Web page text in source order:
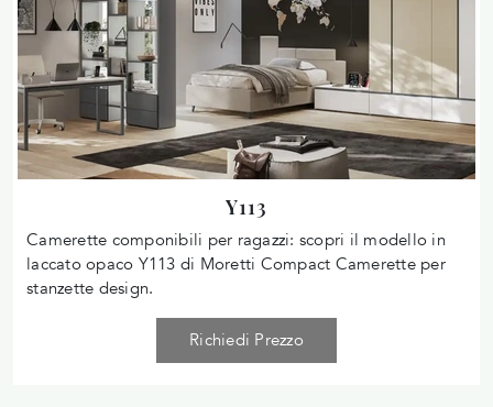
Y113
Camerette componibili per ragazzi: scopri il modello in
laccato opaco Y113 di Moretti Compact Camerette per
stanzette design.
Richiedi Prezzo